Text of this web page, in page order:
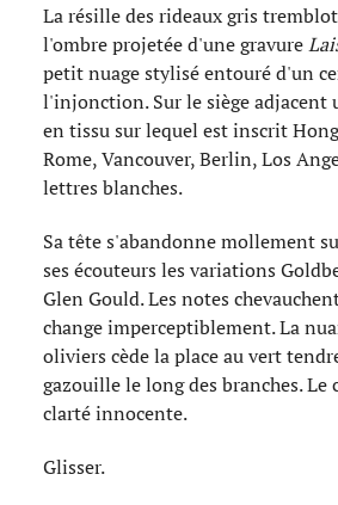
La résille des rideaux gris
l'ombre projetée d'une gravure
petit nuage stylisé entouré d'un
l'injonction. Sur le siège adjacent
en tissu sur lequel est inscrit
Rome, Vancouver, Berlin, Los
lettres blanches.
Sa tête s'abandonne mollement
ses écouteurs les variations
Glen Gould. Les notes
change imperceptiblement. La
oliviers cède la place au vert
gazouille le long des branches. Le
clarté innocente.
Glisser.